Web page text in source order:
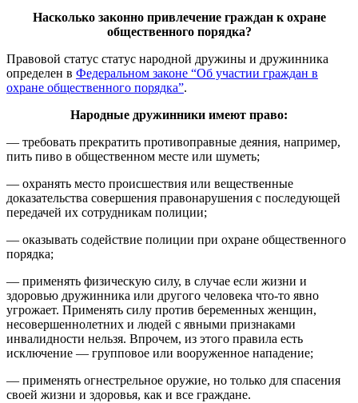
Насколько законно привлечение граждан к охране
общественного порядка?
Правовой статус статус народной дружины и дружинника
определен в Федеральном законе “Об участии граждан в
охране общественного порядка”.
Народные дружинники имеют право:
— требовать прекратить противоправные деяния, например,
пить пиво в общественном месте или шуметь;
— охранять место происшествия или вещественные
доказательства совершения правонарушения с последующей
передачей их сотрудникам полиции;
— оказывать содействие полиции при охране общественного
порядка;
— применять физическую силу, в случае если жизни и
здоровью дружинника или другого человека что-то явно
угрожает. Применять силу против беременных женщин,
несовершеннолетних и людей с явными признаками
инвалидности нельзя. Впрочем, из этого правила есть
исключение — групповое или вооруженное нападение;
— применять огнестрельное оружие, но только для спасения
своей жизни и здоровья, как и все граждане.